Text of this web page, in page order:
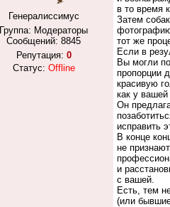
Генералиссимус
Группа: Модераторы
Сообщений: 8845
Репутация: 0
Статус: Offline
в то время
Затем
тот же
Если в
Вы могли
пропорции
красивую
как у вашей
Он
исправить
В конце
не
и
с вашей.
Есть, тем
(или